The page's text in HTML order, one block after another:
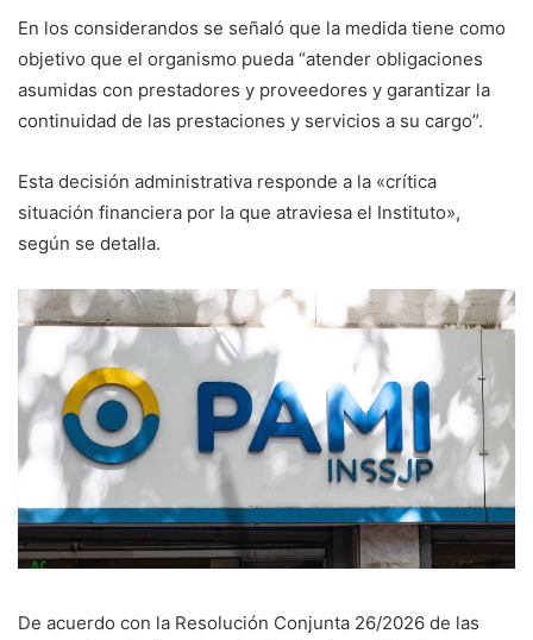
En los considerandos se señaló que la medida tiene como
objetivo que el organismo pueda “atender obligaciones
asumidas con prestadores y proveedores y garantizar la
continuidad de las prestaciones y servicios a su cargo”.
Esta decisión administrativa responde a la «crítica
situación financiera por la que atraviesa el Instituto»,
según se detalla.
De acuerdo con la Resolución Conjunta 26/2026 de las